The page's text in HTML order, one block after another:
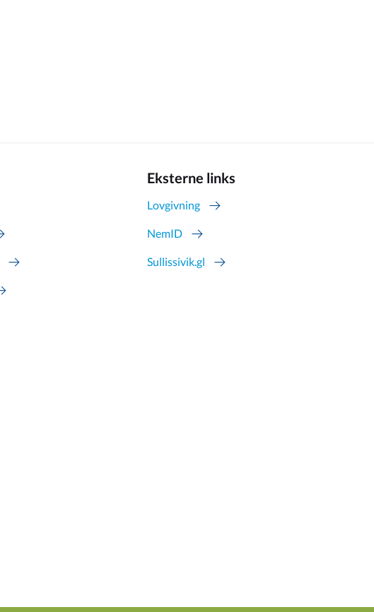
Eksterne links
Lovgivning
NemID
Sullissivik.gl